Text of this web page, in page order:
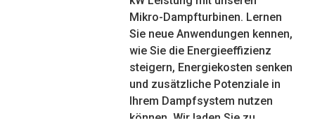
Mikro-Dampfturbinen. Lernen
Sie neue Anwendungen kennen,
wie Sie die Energieeffizienz
steigern, Energiekosten senken
und zusätzliche Potenziale in
Ihrem Dampfsystem nutzen
können. Wir laden Sie zu